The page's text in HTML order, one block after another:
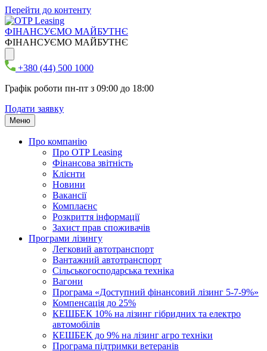
Перейти до контенту
ФІНАНСУЄМО МАЙБУТНЄ
ФІНАНСУЄМО МАЙБУТНЄ
+380 (44) 500 1000
Графік роботи пн-пт з 09:00 до 18:00
Подати заявку
Меню
Про компанію
Про ОТР Leasing
Фінансова звітність
Клієнти
Новини
Вакансії
Комплаєнс
Розкриття інформації
Захист прав споживачів
Програми лізингу
Легковий автотранспорт
Вантажний автотранспорт
Cільськогосподарська техніка
Вагони
Програма «Доступний фінансовий лізинг 5-7-9%»
Компенсація до 25%
КЕШБЕК 10% на лізинг гібридних та електро
автомобілів
КЕШБЕК до 9% на лізинг агро техніки
Програма підтримки ветеранів